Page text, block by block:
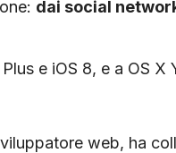
dai social
e iOS 8, e a OS X
web, ha